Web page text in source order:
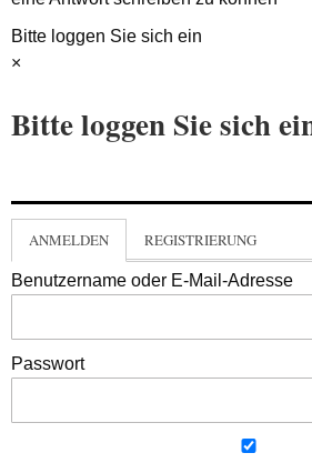
Bitte loggen Sie sich ein
×
Bitte loggen Sie sich
ANMELDEN REGISTRIERUNG
Benutzername oder E-Mail-Adresse
Passwort